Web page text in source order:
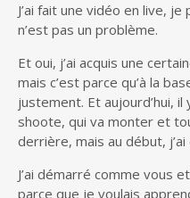
J’ai fait une vidéo en live,
n’est pas un problème.
Et oui, j’ai acquis une
mais c’est parce qu’à la
justement. Et aujourd’hui, il
shoote, qui va monter et
derrière, mais au début,
J’ai démarré comme vous
parce que je voulais